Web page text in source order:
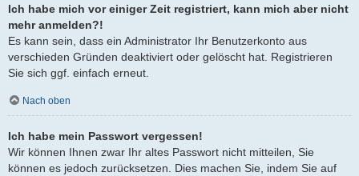
Ich habe mich vor einiger Zeit registriert, kann mich aber nicht
mehr anmelden?!
Es kann sein, dass ein Administrator Ihr Benutzerkonto aus
verschieden Gründen deaktiviert oder gelöscht hat. Registrieren
Sie sich ggf. einfach erneut.
Nach oben
Ich habe mein Passwort vergessen!
Wir können Ihnen zwar Ihr altes Passwort nicht mitteilen, Sie
können es jedoch zurücksetzen. Dies machen Sie, indem Sie auf